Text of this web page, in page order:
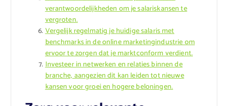
verantwoordelijkheden om je salariskansen te
vergroten.
Vergelijk regelmatig je huidige salaris met
benchmarks in de online marketingindustrie om
ervoor te zorgen dat je marktconform verdient.
Investeer in netwerken en relaties binnen de
branche, aangezien dit kan leiden tot nieuwe
kansen voor groei en hogere beloningen.